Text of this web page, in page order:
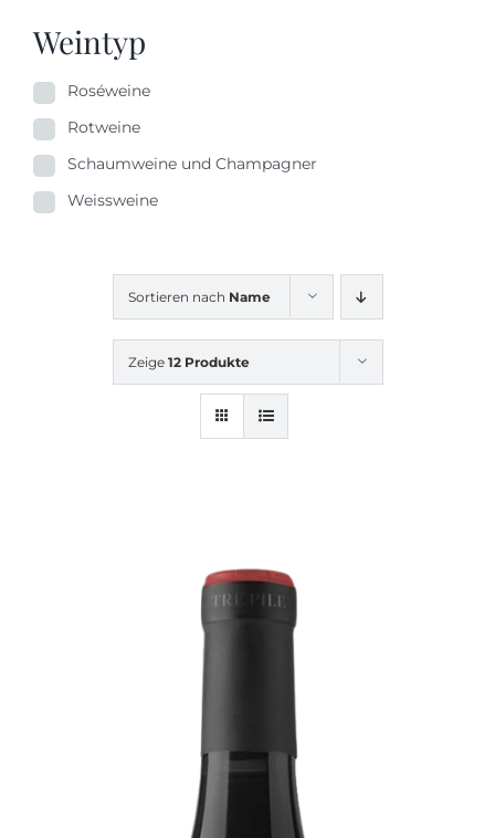
Sortieren nach Name
Zeige 12 Produkte
Weintyp
Roséweine
Rotweine
Schaumweine und Champagner
Weissweine